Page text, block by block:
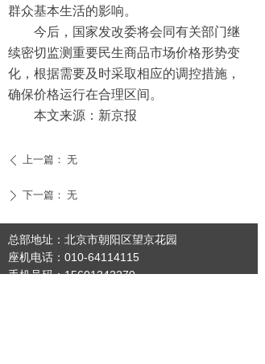
群众基本生活的影响。
今后，国家发改委将会同有关部门继
续密切监测重要民生商品市场价格形势变
化，根据需要及时采取相应的调控措施，
确保价格运行在合理区间。
本文来源：新京报
ꄴ 上一篇： 无
ꄲ 下一篇： 无
总部地址：北京市朝阳区望京花园
座机电话：010-64114115
手机号码：15601242270